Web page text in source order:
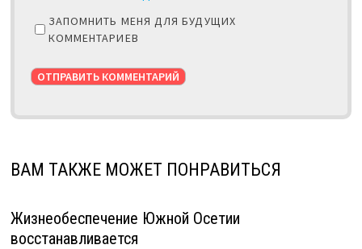
ЗАПОМНИТЬ МЕНЯ ДЛЯ БУДУЩИХ
КОММЕНТАРИЕВ
ВАМ ТАКЖЕ МОЖЕТ ПОНРАВИТЬСЯ
Жизнеобеспечение Южной Осетии
восстанавливается